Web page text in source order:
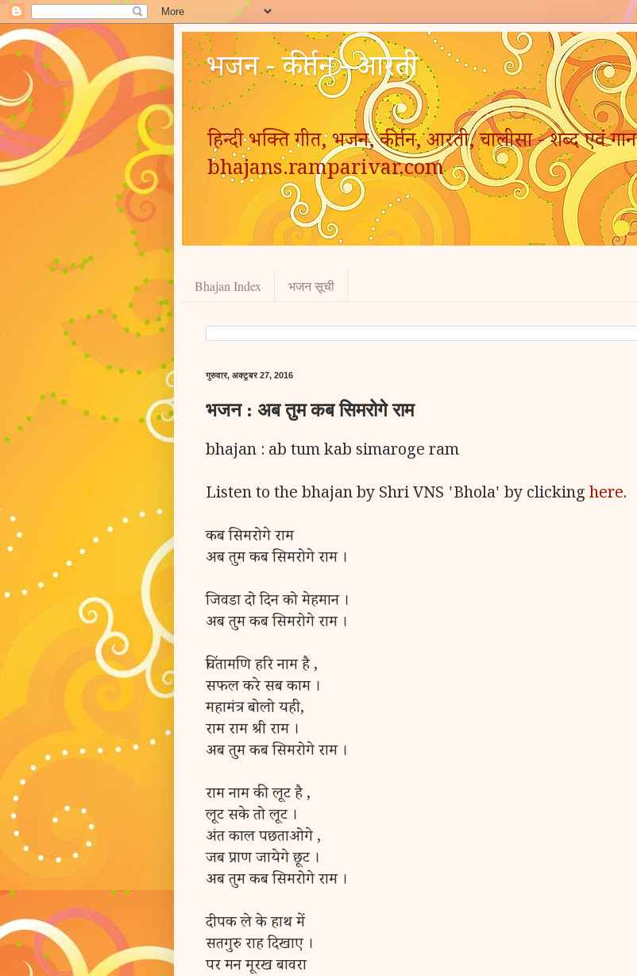
भजन - कीर्तन - आरती
हिन्दी भक्ति गीत, भजन, कीर्तन, आरती, चालीसा - शब्द एवं गान
bhajans.ramparivar.com
Bhajan Index भजन सूची
गुरुवार, अक्टूबर 27, 2016
भजन : अब तुम कब सिमरोगे राम
bhajan : ab tum kab simaroge ram
Listen to the bhajan by Shri VNS 'Bhola' by clicking here.
कब सिमरोगे राम
अब तुम कब सिमरोगे राम ।
जिवडा दो दिन को मेहमान ।
अब तुम कब सिमरोगे राम ।
चिंतामणि हरि नाम है ,
सफल करे सब काम ।
महामंत्र बोलो यही,
राम राम श्री राम ।
अब तुम कब सिमरोगे राम ।
राम नाम की लूट है ,
लूट सके तो लूट ।
अंत काल पछताओगे ,
जब प्राण जायेगे छूट ।
अब तुम कब सिमरोगे राम ।
दीपक ले के हाथ में
सतगुरु राह दिखाए ।
पर मन मूरख बावरा